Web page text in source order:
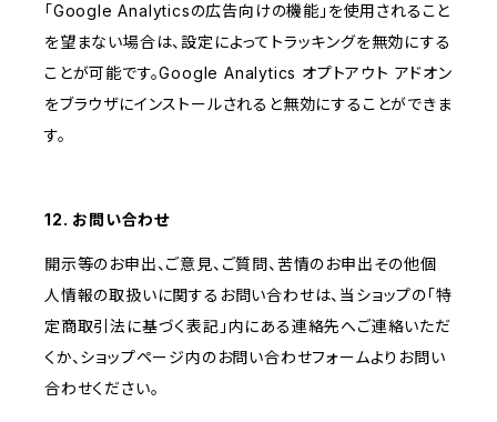
「Google Analyticsの広告向けの機能」を使用されること
を望まない場合は、設定によってトラッキングを無効にする
ことが可能です。Google Analytics オプトアウト アドオン
をブラウザにインストールされると無効にすることができま
す。
12. お問い合わせ
開示等のお申出、ご意見、ご質問、苦情のお申出その他個
人情報の取扱いに関するお問い合わせは、当ショップの「特
定商取引法に基づく表記」内にある連絡先へご連絡いただ
くか、ショップページ内のお問い合わせフォームよりお問い
合わせください。